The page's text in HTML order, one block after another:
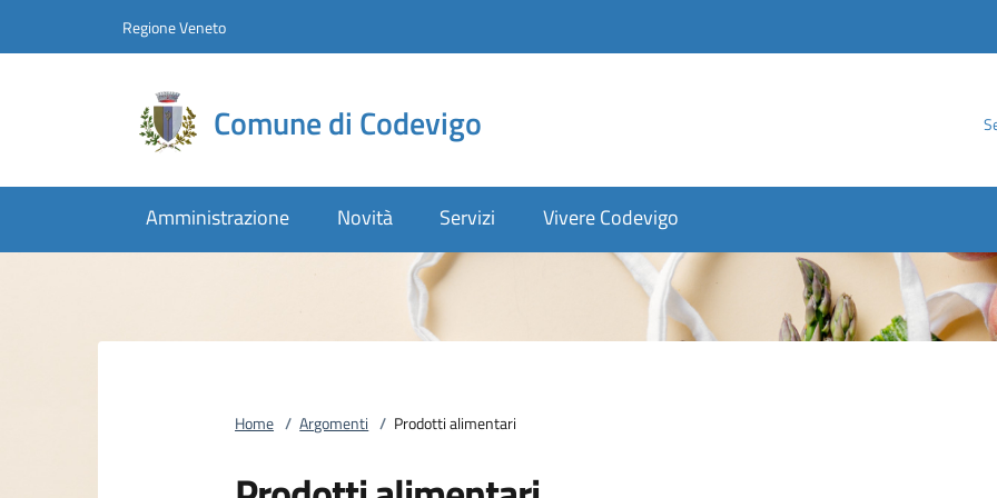
Regione Veneto
Comune di Codevigo
Amministrazione Novità Servizi Vivere Codevigo
Home / Argomenti / Prodotti alimentari